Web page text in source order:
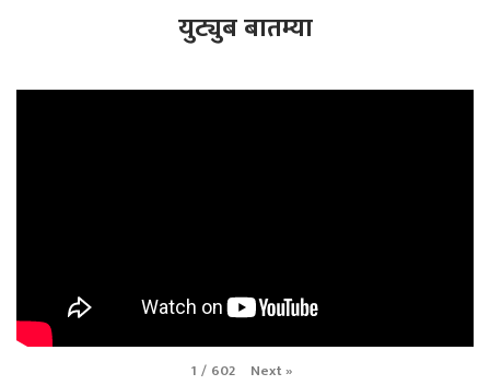
युट्युब बातम्या
1 / 602 Next»